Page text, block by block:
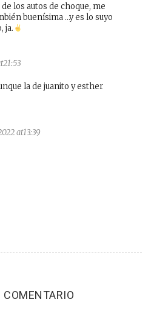
los autos de choque, me
buenísima …y es lo suyo
ja.
la de juanito y esther
at13:39
COMENTARIO